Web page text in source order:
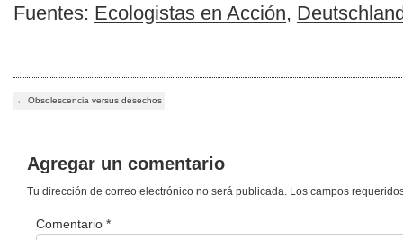
Fuentes: Ecologistas en Acción,
← Obsolescencia versus desechos
Agregar un comentario
Tu dirección de correo electrónico no será publicada. Los campos
Comentario *